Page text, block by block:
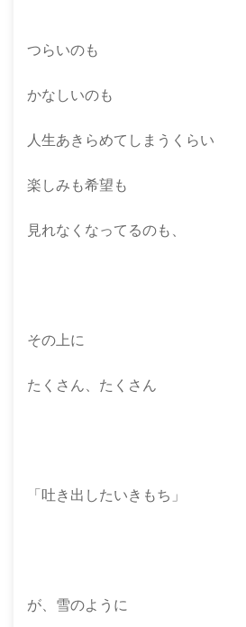
つらいのも
かなしいのも
人生あきらめてしまうくらい
楽しみも希望も
見れなくなってるのも、
その上に
たくさん、たくさん
「吐き出したいきもち」
が、雪のように